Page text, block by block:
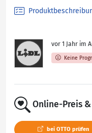
vor 1 Jahr im
Keine
Online-Preis
bei OTTO prüfen